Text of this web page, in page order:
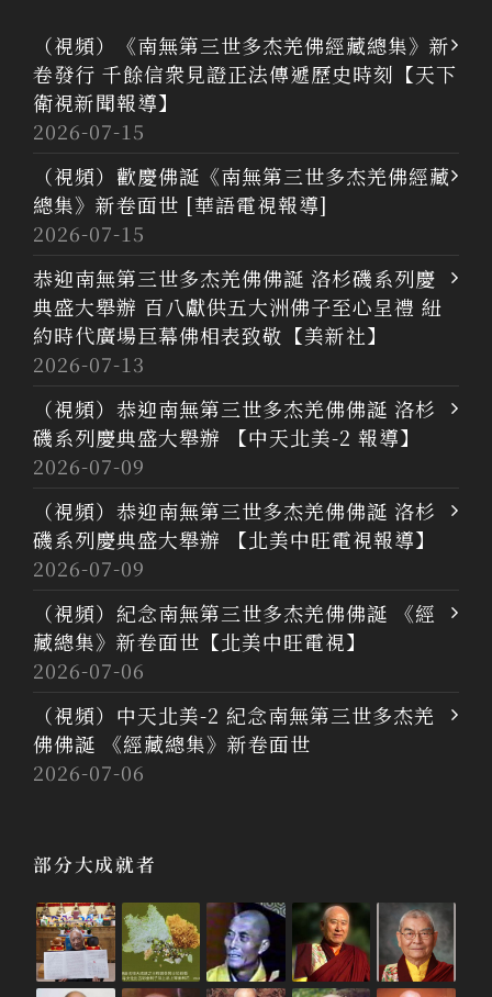
（視頻）《南無第三世多杰羌佛經藏總集》新
卷發行 千餘信衆見證正法傳遞歷史時刻【天下
衛視新聞報導】
2026-07-15
（視頻）歡慶佛誕《南無第三世多杰羌佛經藏
總集》新卷面世 [華語電視報導]
2026-07-15
恭迎南無第三世多杰羌佛佛誕 洛杉磯系列慶
典盛大舉辦 百八獻供五大洲佛子至心呈禮 紐
約時代廣場巨幕佛相表致敬【美新社】
2026-07-13
（視頻）恭迎南無第三世多杰羌佛佛誕 洛杉
磯系列慶典盛大舉辦 【中天北美-2 報導】
2026-07-09
（視頻）恭迎南無第三世多杰羌佛佛誕 洛杉
磯系列慶典盛大舉辦 【北美中旺電視報導】
2026-07-09
（視頻）紀念南無第三世多杰羌佛佛誕 《經
藏總集》新卷面世【北美中旺電視】
2026-07-06
（視頻）中天北美-2 紀念南無第三世多杰羌
佛佛誕 《經藏總集》新卷面世
2026-07-06
部分大成就者